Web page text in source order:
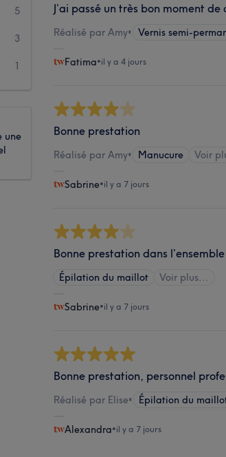
5
3
1
une
J’ai passé un très bon moment de
Réalisé par Amy• Vernis semi-
Fatima•il y a 4 jours
Bonne prestation
Réalisé par Amy• Manucure Voir
Sabrine•il y a 7 jours
Bonne prestation dans l’ensemble
Épilation du maillot Voir plus...
Sabrine•il y a 7 jours
Bonne prestation, personnel
Réalisé par Elise• Épilation du
Alexandra•il y a 7 jours